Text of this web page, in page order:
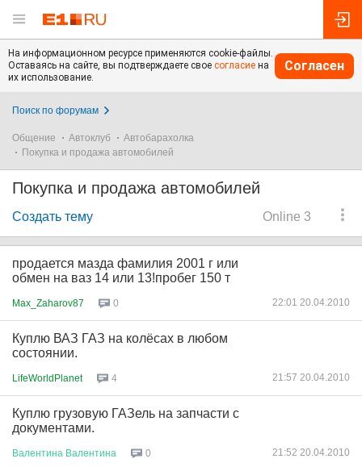
На информационном ресурсе применяются cookie-файлы.
Оставаясь на сайте, вы подтверждаете свое согласие на
их использование.
Согласен
Поиск по форумам
Общение Автоклуб
Автобарахолка
Покупка и продажа автомобилей
Покупка и продажа автомобилей
Online 3
Создать тему
продается мазда фамилия 2001 г или
обмен на ваз 14 или 13!пробег 150 т
Max_Zaharov87 0 22:01 20.04.2010
Куплю ВАЗ ГАЗ на колёсах в любом
состоянии.
LifeWorldPlanet 4 21:57 20.04.2010
Куплю грузовую ГАЗель на запчасти с
документами.
Валентина Валентина 0 21:52 20.04.2010